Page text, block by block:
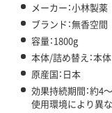
メーカー：小林製薬
ブランド：無香空間
容量：1800g
本体/詰め替え：本体
原産国：日本
効果持続期間：約4
使用環境により異な